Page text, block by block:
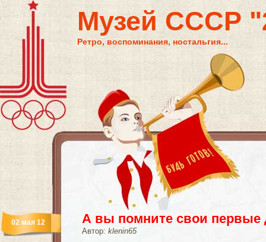
Музей СССР
Ретро, воспоминания, ностальгия...
А вы помните свои
Автор: klenin65
02 мая 12